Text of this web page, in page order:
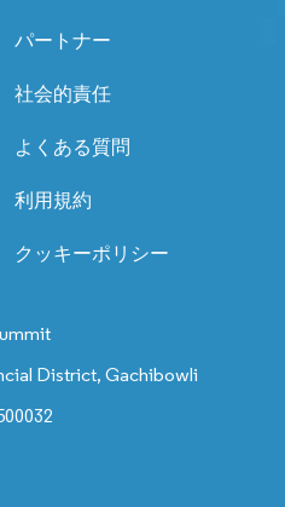
パートナー
社会的責任
よくある質問
利用規約
クッキーポリシー
District, Gachibowli